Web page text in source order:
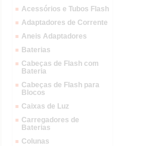
Acessórios e Tubos Flash
Adaptadores de Corrente
Aneis Adaptadores
Baterias
Cabeças de Flash com
Bateria
Cabeças de Flash para
Blocos
Caixas de Luz
Carregadores de
Baterias
Colunas